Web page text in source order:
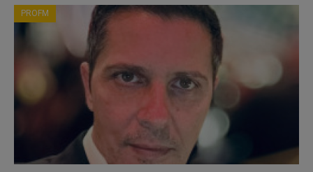
PROFM